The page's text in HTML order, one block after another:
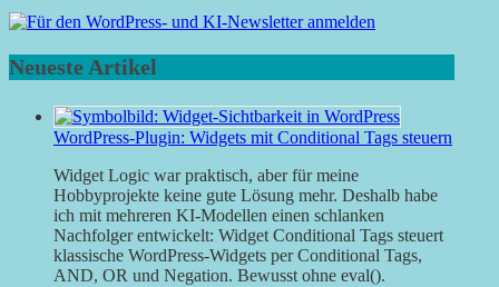
Neueste Artikel
WordPress-Plugin: Widgets mit Conditional Tags steuern
Widget Logic war praktisch, aber für meine
Hobbyprojekte keine gute Lösung mehr. Deshalb habe
ich mit mehreren KI-Modellen einen schlanken
Nachfolger entwickelt: Widget Conditional Tags steuert
klassische WordPress-Widgets per Conditional Tags,
AND, OR und Negation. Bewusst ohne eval().